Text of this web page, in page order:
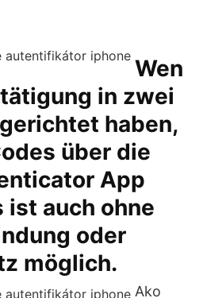
Wen
in zwei
haben,
über die
App
ist auch ohne
oder
möglich.
Ako